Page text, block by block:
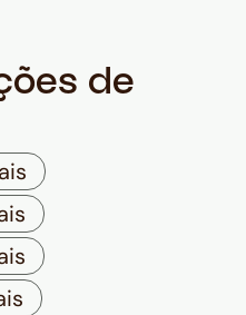
de